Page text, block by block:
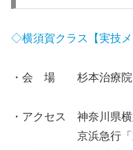
◇横須賀クラス【実技メ
・会 場 杉本治療院
・アクセス 神奈川県
京浜急行「京急